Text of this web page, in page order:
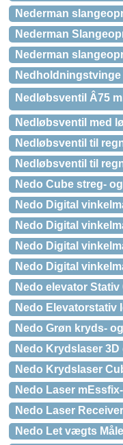
Nederman
Nederman
Nederman
Nedholdningstvinge
Nedløbsventil Â75
Nedløbsventil med
Nedløbsventil til
Nedløbsventil til
Nedo Cube streg-
Nedo Digital
Nedo Digital
Nedo Digital
Nedo Digital
Nedo elevator Stativ
Nedo Elevatorstativ
Nedo Grøn kryds-
Nedo Krydslaser
Nedo Krydslaser
Nedo Laser
Nedo Laser
Nedo Let vægts